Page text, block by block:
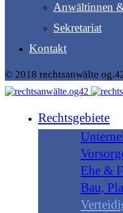
Anwältinnen
Sekretariat
Kontakt
© 2018 rechtsanwälte
Rechtsgebiete
Ehe &
Bau,